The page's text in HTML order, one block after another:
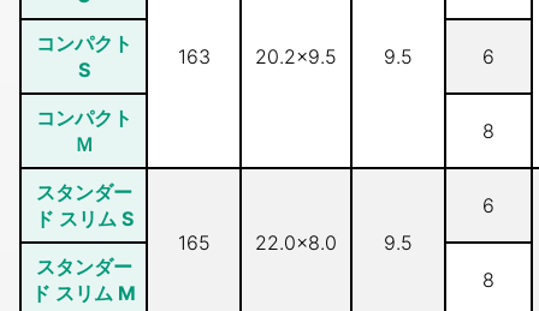
163 20.2×9.5 9.5
コンパクト
S
6
コンパクト
Ｍ
8
スタンダー
ド スリム S
165
22.0×8.0 9.5
6
スタンダー
ド スリム M
8